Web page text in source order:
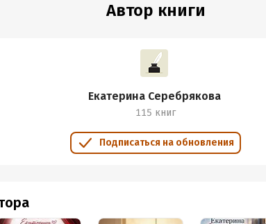
Автор книги
Екатерина Серебрякова
115 книг
Подписаться на обновления